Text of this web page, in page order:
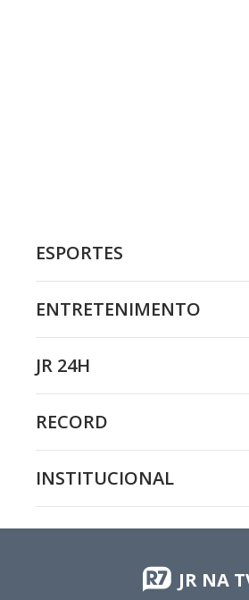
ESPORTES
ENTRETENIMENTO
JR 24H
RECORD
INSTITUCIONAL
JR NA